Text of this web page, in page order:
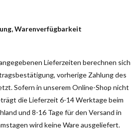
Warenverfügbarkeit
Lieferzeiten berechnen sich
vorherige Zahlung des
Sofern in unserem Online-Shop nicht
die Lieferzeit 6-14 Werktage beim
und 8-16 Tage für den Versand in
wird keine Ware ausgeliefert.